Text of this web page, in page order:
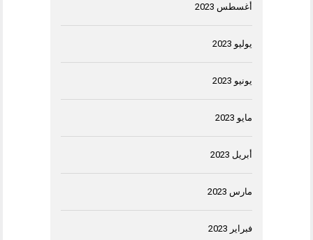
أغسطس 2023
يوليو 2023
يونيو 2023
مايو 2023
أبريل 2023
مارس 2023
فبراير 2023